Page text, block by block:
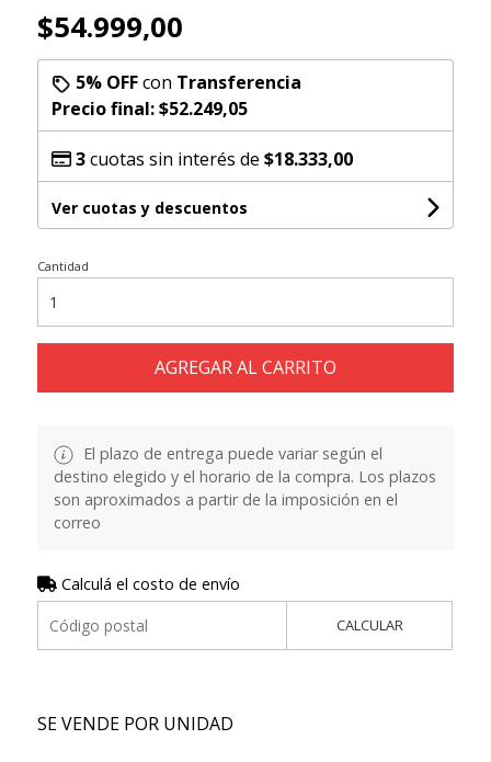
$54.999,00
5% OFFcon Transferencia
Precio final:$52.249,05
3cuotas sin interés de $18.333,00
Ver cuotas y descuentos
Cantidad
AGREGAR AL CARRITO
El plazo de entrega puede variar según el
destino elegido y el horario de la compra. Los plazos
son aproximados a partir de la imposición en el
correo
Calculá el costo de envío
CALCULAR
SE VENDE POR UNIDAD